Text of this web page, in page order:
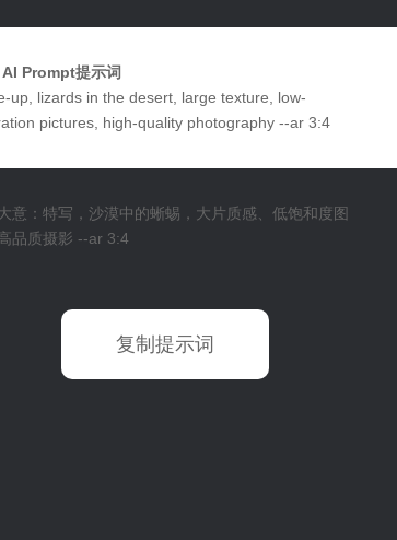
Prompt提示词
up, lizards in the desert, large texture, low-
pictures, high-quality photography --ar 3:4
意：特写，沙漠中的蜥蜴，大片质感、低饱和度图
品质摄影 --ar 3:4
复制提示词